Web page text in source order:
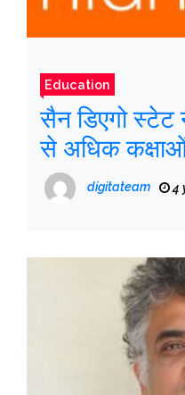
Education
सैन डिएगो स्टेट
से अधिक कक्षाओं
digitateam 4